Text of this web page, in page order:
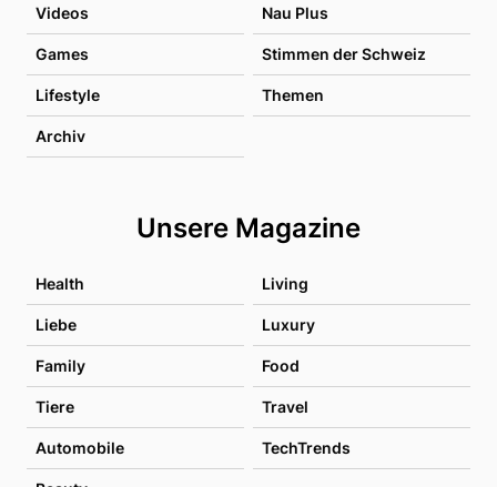
Videos Nau Plus
Games Stimmen der Schweiz
Lifestyle Themen
Archiv
Unsere Magazine
Health Living
Liebe Luxury
Family Food
Tiere Travel
Automobile TechTrends